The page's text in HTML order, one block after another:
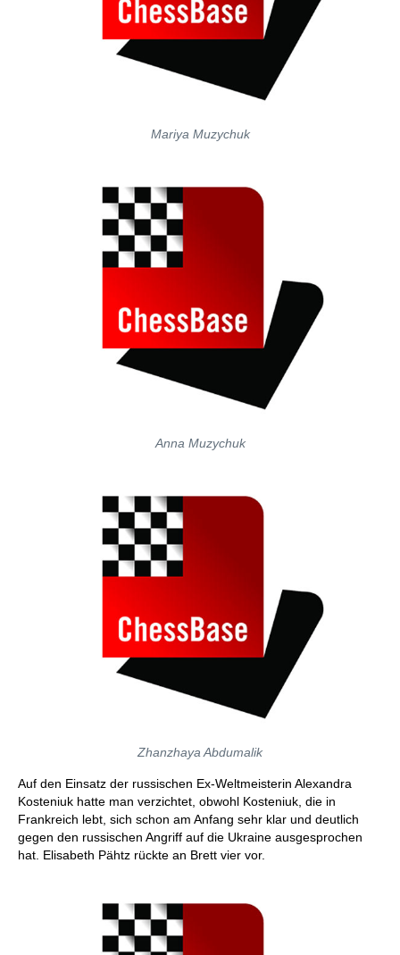
Mariya Muzychuk
Anna Muzychuk
Zhanzhaya Abdumalik
Auf den Einsatz der russischen Ex-Weltmeisterin Alexandra
Kosteniuk hatte man verzichtet, obwohl Kosteniuk, die in
Frankreich lebt, sich schon am Anfang sehr klar und deutlich
gegen den russischen Angriff auf die Ukraine ausgesprochen
hat. Elisabeth Pähtz rückte an Brett vier vor.